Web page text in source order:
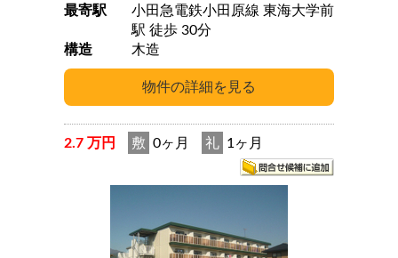
最寄駅
小田急電鉄小田原線 東海大学前
駅 徒歩 30分
構造
木造
2.7 万円 敷 0ヶ月 礼 1ヶ月